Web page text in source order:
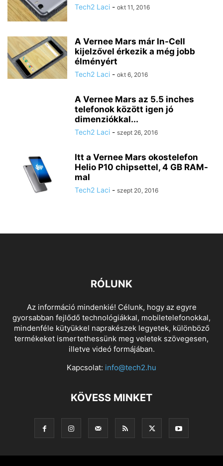
Tech2 Laci - okt 11, 2016
A Vernee Mars már In-Cell
kijelzővel érkezik a még jobb
élményért
Tech2 Laci - okt 6, 2016
A Vernee Mars az 5.5 inches
telefonok között igen jó
dimenziókkal...
Tech2 Laci - szept 26, 2016
Itt a Vernee Mars okostelefon
Helio P10 chipsettel, 4 GB RAM-
mal
Tech2 Laci - szept 20, 2016
RÓLUNK
Az információ mindenkié! Célunk, hogy az egyre
gyorsabban fejlődő technológiákkal, mobiletelefonokkal,
mindenféle kütyükkel naprakészek legyetek, különböző
termékeket ismertethessünk meg veletek szövegesen,
illetve videó formájában.
Kapcsolat: info@tech2.hu
KÖVESS MINKET